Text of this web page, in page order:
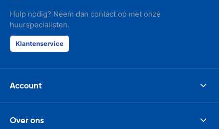
Hulp nodig? Neem dan contact op met onze
huurspecialisten.
Klantenservice
Account
Over ons